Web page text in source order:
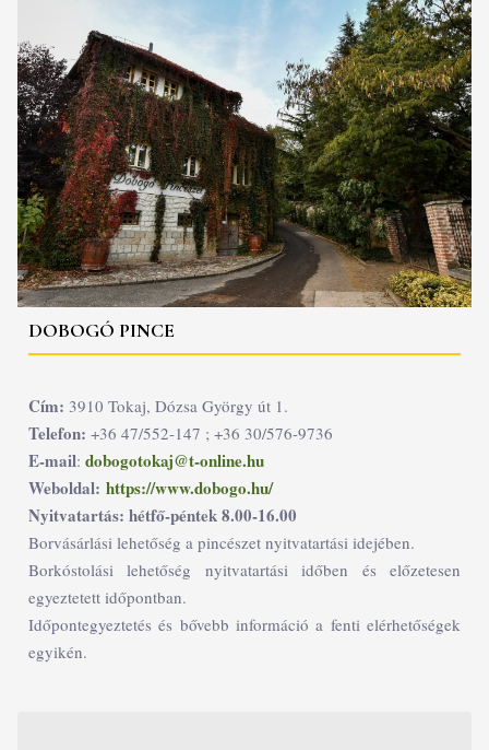
DOBOGÓ PINCE
Cím: 3910 Tokaj, Dózsa György út 1.
Telefon: +36 47/552-147 ; +36 30/576-9736
E-mail: dobogotokaj@t-online.hu
Weboldal: https://www.dobogo.hu/
Nyitvatartás: hétfő-péntek 8.00-16.00
Borvásárlási lehetőség a pincészet nyitvatartási idejében.
Borkóstolási lehetőség nyitvatartási időben és előzetesen
egyeztetett időpontban.
Időpontegyeztetés és bővebb információ a fenti elérhetőségek
egyikén.